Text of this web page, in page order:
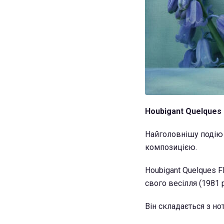
Houbigant Quelques
Найголовнішу
композицією.
Houbigant Quelques
свого весілля (1981
Він складається з